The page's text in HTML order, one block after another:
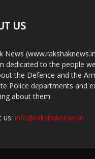
US
News
dedicated to the people
the Defence and the
Police departments and
about them.
us: info@rakshaknews.in